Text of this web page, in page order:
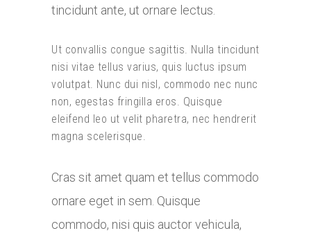
tincidunt ante, ut ornare lectus.
Ut convallis congue sagittis. Nulla tincidunt
nisi vitae tellus varius, quis luctus ipsum
volutpat. Nunc dui nisl, commodo nec nunc
non, egestas fringilla eros. Quisque
eleifend leo ut velit pharetra, nec hendrerit
magna scelerisque.
Cras sit amet quam et tellus commodo
ornare eget in sem. Quisque
commodo, nisi quis auctor vehicula,